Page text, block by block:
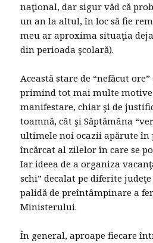
naţional, dar sigur văd că
un an la altul, în loc să fie
meu ar aproxima situaţia
din perioada şcolară).
Această stare de “nefăcut
primind tot mai multe motive
manifestare, chiar şi de
toamnă, cât şi Săptămâna
ultimele noi ocazii apărute
încărcat al zilelor în care se
Iar ideea de a organiza
schi” decalat pe diferite
palidă de preîntâmpinare a
Ministerului.
În general, aproape fiecare